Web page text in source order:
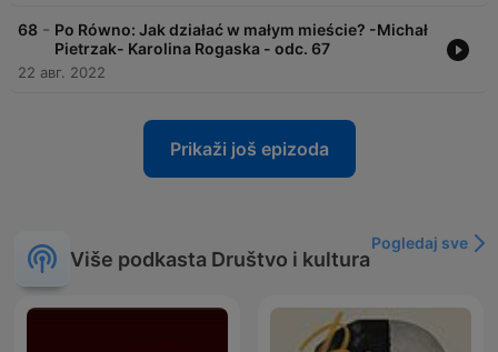
68 - Po Równo: Jak działać w małym mieście? -Michał
Pietrzak- Karolina Rogaska - odc. 67
22 авг. 2022
Prikaži još epizoda
Više podkasta Društvo i kultura
Pogledaj sve